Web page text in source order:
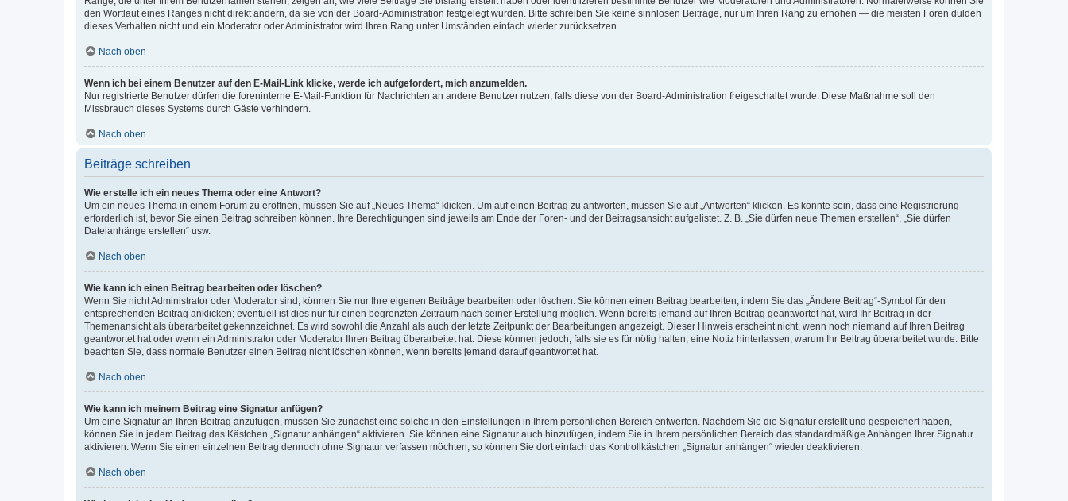
den Wortlaut eines Ranges nicht direkt ändern, da sie von der Board-Administration festgelegt wurden. Bitte schreiben Sie keine sinnlosen Beiträge, nur um Ihren Rang zu erhöhen — die meisten Foren dulden
dieses Verhalten nicht und ein Moderator oder Administrator wird Ihren Rang unter Umständen einfach wieder zurücksetzen.
Nach oben
Wenn ich bei einem Benutzer auf den E-Mail-Link klicke, werde ich aufgefordert, mich anzumelden.
Nur registrierte Benutzer dürfen die foreninterne E-Mail-Funktion für Nachrichten an andere Benutzer nutzen, falls diese von der Board-Administration freigeschaltet wurde. Diese Maßnahme soll den
Missbrauch dieses Systems durch Gäste verhindern.
Nach oben
Beiträge schreiben
Wie erstelle ich ein neues Thema oder eine Antwort?
Um ein neues Thema in einem Forum zu eröffnen, müssen Sie auf „Neues Thema“ klicken. Um auf einen Beitrag zu antworten, müssen Sie auf „Antworten“ klicken. Es könnte sein, dass eine Registrierung
erforderlich ist, bevor Sie einen Beitrag schreiben können. Ihre Berechtigungen sind jeweils am Ende der Foren- und der Beitragsansicht aufgelistet. Z. B. „Sie dürfen neue Themen erstellen“, „Sie dürfen
Dateianhänge erstellen“ usw.
Nach oben
Wie kann ich einen Beitrag bearbeiten oder löschen?
Wenn Sie nicht Administrator oder Moderator sind, können Sie nur Ihre eigenen Beiträge bearbeiten oder löschen. Sie können einen Beitrag bearbeiten, indem Sie das „Ändere Beitrag“-Symbol für den
entsprechenden Beitrag anklicken; eventuell ist dies nur für einen begrenzten Zeitraum nach seiner Erstellung möglich. Wenn bereits jemand auf Ihren Beitrag geantwortet hat, wird Ihr Beitrag in der
Themenansicht als überarbeitet gekennzeichnet. Es wird sowohl die Anzahl als auch der letzte Zeitpunkt der Bearbeitungen angezeigt. Dieser Hinweis erscheint nicht, wenn noch niemand auf Ihren Beitrag
geantwortet hat oder wenn ein Administrator oder Moderator Ihren Beitrag überarbeitet hat. Diese können jedoch, falls sie es für nötig halten, eine Notiz hinterlassen, warum Ihr Beitrag überarbeitet wurde. Bitte
beachten Sie, dass normale Benutzer einen Beitrag nicht löschen können, wenn bereits jemand darauf geantwortet hat.
Nach oben
Wie kann ich meinem Beitrag eine Signatur anfügen?
Um eine Signatur an Ihren Beitrag anzufügen, müssen Sie zunächst eine solche in den Einstellungen in Ihrem persönlichen Bereich entwerfen. Nachdem Sie die Signatur erstellt und gespeichert haben,
können Sie in jedem Beitrag das Kästchen „Signatur anhängen“ aktivieren. Sie können eine Signatur auch hinzufügen, indem Sie in Ihrem persönlichen Bereich das standardmäßige Anhängen Ihrer Signatur
aktivieren. Wenn Sie einen einzelnen Beitrag dennoch ohne Signatur verfassen möchten, so können Sie dort einfach das Kontrollkästchen „Signatur anhängen“ wieder deaktivieren.
Nach oben